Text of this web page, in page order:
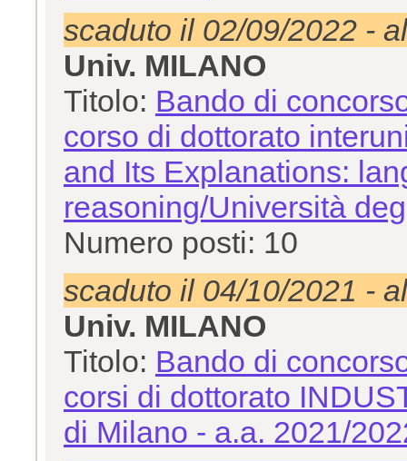
scaduto il 02/09/2022 -
Univ. MILANO
Titolo: Bando di
corso di dottorato
and Its Explanations:
reasoning/Università
Numero posti: 10
scaduto il 04/10/2021 -
Univ. MILANO
Titolo: Bando di
corsi di dottorato
di Milano - a.a. 2021/